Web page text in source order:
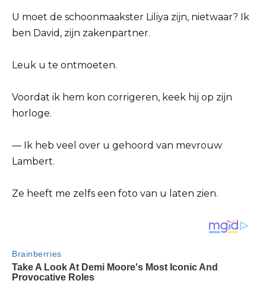
U moet de schoonmaakster Liliya zijn, nietwaar? Ik
ben David, zijn zakenpartner.
Leuk u te ontmoeten.
Voordat ik hem kon corrigeren, keek hij op zijn
horloge.
— Ik heb veel over u gehoord van mevrouw
Lambert.
Ze heeft me zelfs een foto van u laten zien.